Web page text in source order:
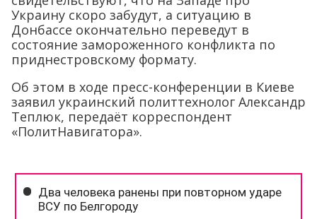
Украину скоро забудут, а ситуацию в
Донбассе окончательно переведут в
состояние замороженного конфликта по
приднестровскому формату.
Об этом в ходе пресс-конференции в Киеве
заявил украинский политтехнолог Александр
Теплюк, передаёт корреспондент
«ПолитНавигатора».